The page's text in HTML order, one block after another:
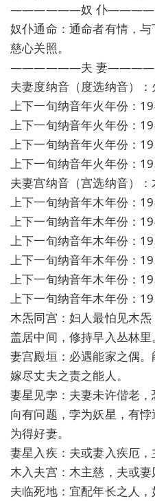
——————奴 仆
奴仆通命：通命者有情，
慈心关照。
——————夫 妻
夫妻度纳音（度选纳音）：
上下一旬纳音年火年份：
上下一旬纳音年火年份：
上下一旬纳音年火年份：
上下一旬纳音年火年份：
夫妻宫纳音（宫选纳音）：
上下一旬纳音年木年份：
上下一旬纳音年木年份：
上下一旬纳音年木年份：
上下一旬纳音年木年份：
上下一旬纳音年木年份：
上下一旬纳音年木年份：
木炁同宫：妇人最怕见木
盖居中间，修持早入丛林里
妻宫殿垣：必遇能家之偶
嫁尽丈夫之责之能人。
妻星见孛：夫妻未许偕老
向有问题，孛为妖星，有
为得好妻。
妻星入疾：夫或妻入疾厄，
木入夫宫：木主慈，夫或妻
夫临死地：宜配年长之人